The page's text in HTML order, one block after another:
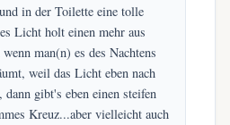
in der Toilette eine tolle
Licht holt einen mehr aus
man(n) es des Nachtens
weil das Licht eben nach
dann gibt's eben einen steifen
Kreuz...aber vielleicht auch